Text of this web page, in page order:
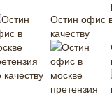
Остин офис
качеству